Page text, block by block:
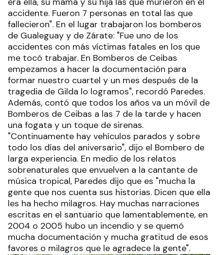
accidente. Fueron 7 personas en total las que
fallecieron". En el lugar trabajaron los bomberos
de Gualeguay y de Zárate: "Fue uno de los
accidentes con más víctimas fatales en los que
me tocó trabajar. En Bomberos de Ceibas
empezamos a hacer la documentación para
formar nuestro cuartel y un mes después de la
tragedia de Gilda lo logramos", recordó Paredes.
Además, contó que todos los años va un móvil de
Bomberos de Ceibas a las 7 de la tarde y hacen
una fogata y un toque de sirenas.
"Continuamente hay vehículos parados y sobre
todo los días del aniversario", dijo el Bombero de
larga experiencia. En medio de los relatos
sobrenaturales que envuelven a la cantante de
música tropical, Paredes dijo que es "mucha la
gente que nos cuenta sus historias. Dicen que ella
les ha hecho milagros. Hay muchas narraciones
escritas en el santuario que lamentablemente, en
2004 o 2005 hubo un incendio y se quemó
mucha documentación y mucha gratitud de esos
favores o milagros que le agradece la gente".